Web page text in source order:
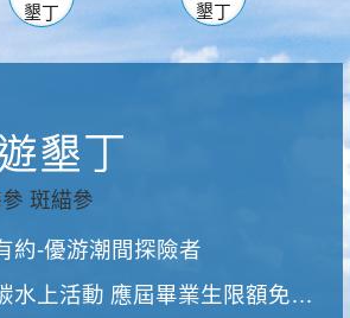
墾丁
墾丁
約-優游潮間探險者
上活動 應屆畢業生限額免費參加